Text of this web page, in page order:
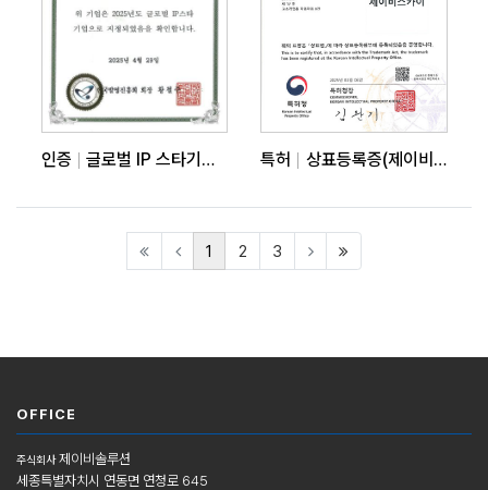
인증 글로벌 IP 스타기업 지정확인서 특허 상표등록증(제이비스카이)
1 (current)
2 3
OFFICE
주식회사제이비솔루션
세종특별자치시 연동면 연청로 645